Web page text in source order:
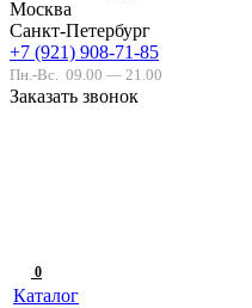
Москва
Санкт-Петербург
+7 (921) 908-71-85
Пн.-Вс. 09.00 — 21.00
Заказать звонок
0
Каталог